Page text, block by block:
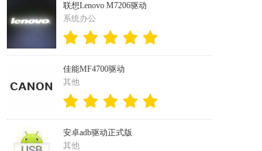
联想Lenovo M7206驱动
系统办公
佳能MF4700驱动
其他
安卓adb驱动正式版
其他